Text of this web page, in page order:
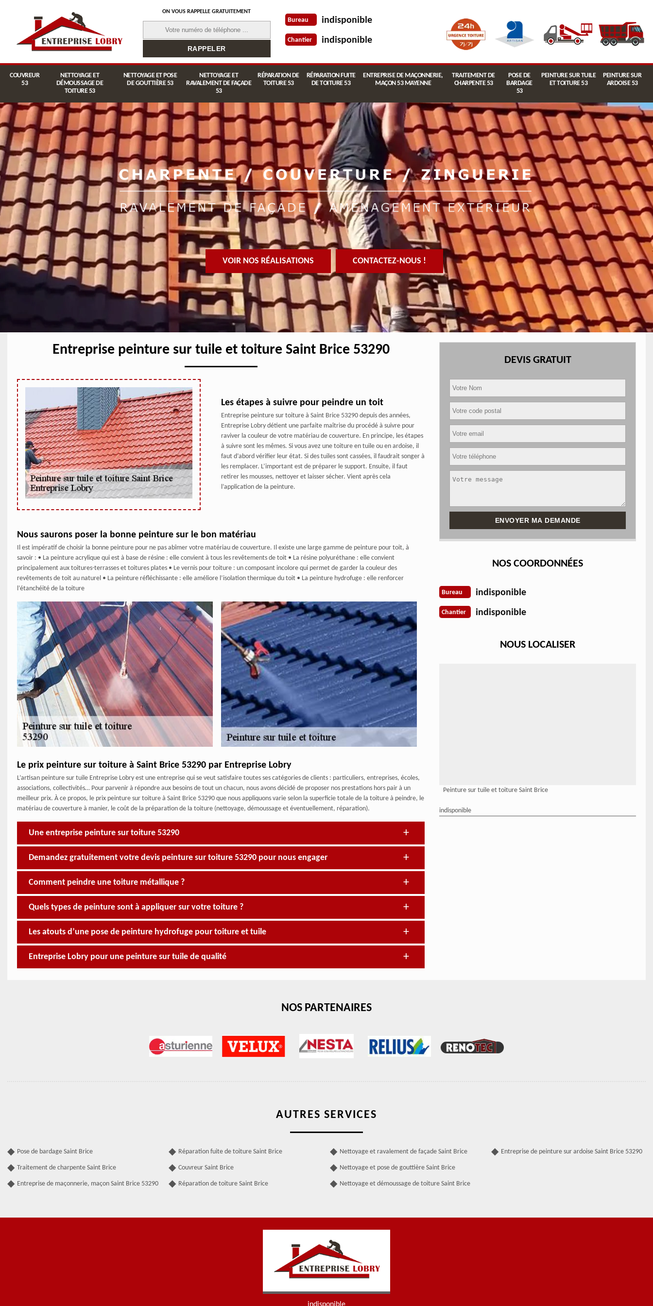
ON VOUS RAPPELLE GRATUITEMENT
Bureau indisponible
Chantier indisponible
COUVREUR
53
NETTOYAGE ET
DÉMOUSSAGE DE
TOITURE 53
NETTOYAGE ET POSE
DE GOUTTIÈRE 53
NETTOYAGE ET
RAVALEMENT DE FAÇADE
53
RÉPARATION DE
TOITURE 53
RÉPARATION FUITE
DE TOITURE 53
ENTREPRISE DE MAÇONNERIE,
MAÇON 53 MAYENNE
TRAITEMENT DE
CHARPENTE 53
POSE DE
BARDAGE
53
PEINTURE SUR TUILE
ET TOITURE 53
PEINTURE SUR
ARDOISE 53
VOIR NOS RÉALISATIONS CONTACTEZ-NOUS !
Entreprise peinture sur tuile et toiture Saint Brice 53290
Les étapes à suivre pour peindre un toit
Entreprise peinture sur toiture à Saint Brice 53290 depuis des années,
Entreprise Lobry détient une parfaite maîtrise du procédé à suivre pour
raviver la couleur de votre matériau de couverture. En principe, les étapes
à suivre sont les mêmes. Si vous avez une toiture en tuile ou en ardoise, il
faut d’abord vérifier leur état. Si des tuiles sont cassées, il faudrait songer à
les remplacer. L’important est de préparer le support. Ensuite, il faut
retirer les mousses, nettoyer et laisser sécher. Vient après cela
l’application de la peinture.
Nous saurons poser la bonne peinture sur le bon matériau
Il est impératif de choisir la bonne peinture pour ne pas abîmer votre matériau de couverture. Il existe une large gamme de peinture pour toit, à
savoir : • La peinture acrylique qui est à base de résine : elle convient à tous les revêtements de toit • La résine polyuréthane : elle convient
principalement aux toitures-terrasses et toitures plates • Le vernis pour toiture : un composant incolore qui permet de garder la couleur des
revêtements de toit au naturel • La peinture réfléchissante : elle améliore l’isolation thermique du toit • La peinture hydrofuge : elle renforcer
l’étanchéité de la toiture
Le prix peinture sur toiture à Saint Brice 53290 par Entreprise Lobry
L’artisan peinture sur tuile Entreprise Lobry est une entreprise qui se veut satisfaire toutes ses catégories de clients : particuliers, entreprises, écoles,
associations, collectivités… Pour parvenir à répondre aux besoins de tout un chacun, nous avons décidé de proposer nos prestations hors pair à un
meilleur prix. À ce propos, le prix peinture sur toiture à Saint Brice 53290 que nous appliquons varie selon la superficie totale de la toiture à peindre, le
matériau de couverture à manier, le coût de la préparation de la toiture (nettoyage, démoussage et éventuellement, réparation).
Une entreprise peinture sur toiture 53290
Demandez gratuitement votre devis peinture sur toiture 53290 pour nous engager
Comment peindre une toiture métallique ?
Quels types de peinture sont à appliquer sur votre toiture ?
Les atouts d’une pose de peinture hydrofuge pour toiture et tuile
Entreprise Lobry pour une peinture sur tuile de qualité
DEVIS GRATUIT
NOS COORDONNÉES
Bureau indisponible
Chantier indisponible
NOUS LOCALISER
Peinture sur tuile et toiture Saint Brice
indisponible
NOS PARTENAIRES
AUTRES SERVICES
Pose de bardage Saint Brice
Traitement de charpente Saint Brice
Entreprise de maçonnerie, maçon Saint Brice 53290
Réparation fuite de toiture Saint Brice
Couvreur Saint Brice
Réparation de toiture Saint Brice
Nettoyage et ravalement de façade Saint Brice
Nettoyage et pose de gouttière Saint Brice
Nettoyage et démoussage de toiture Saint Brice
Entreprise de peinture sur ardoise Saint Brice 53290